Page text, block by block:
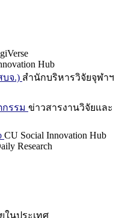
Hub
บจ.) สำนักบริหารวิจัยจุฬาฯ
รรม ข่าวสารงานวิจัยและ
CU Social Innovation Hub
Research
ในประเทศ